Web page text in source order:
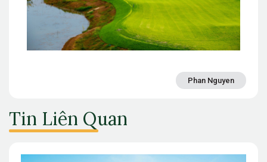
Phan Nguyen
Tin Liên Quan